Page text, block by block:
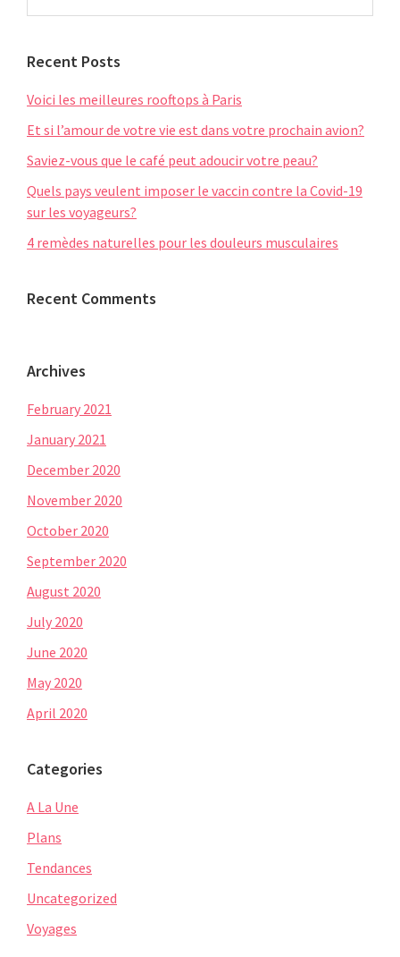
Sidebar
website
Recent Posts
Voici les meilleures rooftops à Paris
Et si l’amour de votre vie est dans votre prochain avion?
Saviez-vous que le café peut adoucir votre peau?
Quels pays veulent imposer le vaccin contre la Covid-19
sur les voyageurs?
4 remèdes naturelles pour les douleurs musculaires
Recent Comments
Archives
February 2021
January 2021
December 2020
November 2020
October 2020
September 2020
August 2020
July 2020
June 2020
May 2020
April 2020
Categories
A La Une
Plans
Tendances
Uncategorized
Voyages